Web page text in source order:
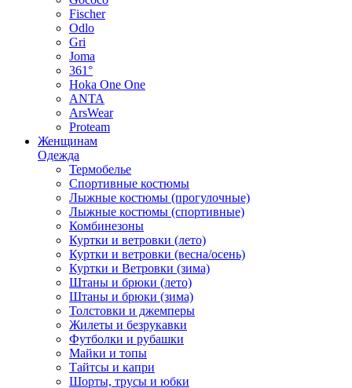
Fischer
Odlo
Gri
Joma
361°
Hoka One One
ANTA
ArsWear
Proteam
Женщинам
Одежда
Термобелье
Спортивные костюмы
Лыжные костюмы (прогулочные)
Лыжные костюмы (спортивные)
Комбинезоны
Куртки и ветровки (лето)
Куртки и ветровки (весна/осень)
Куртки и Ветровки (зима)
Штаны и брюки (лето)
Штаны и брюки (зима)
Толстовки и джемперы
Жилеты и безрукавки
Футболки и рубашки
Майки и топы
Тайтсы и капри
Шорты, трусы и юбки